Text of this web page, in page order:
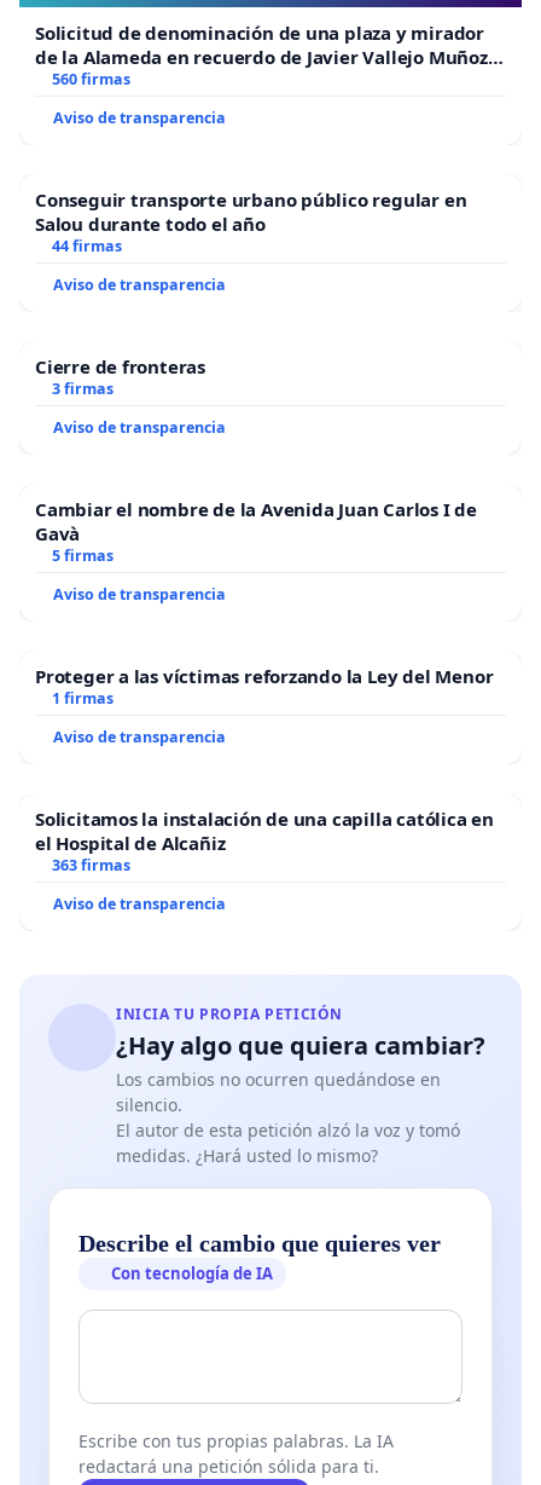
Solicitud de denominación de una plaza y mirador
de la Alameda en recuerdo de Javier Vallejo Muñoz
“Mazinger”
560 firmas
Aviso de transparencia
Conseguir transporte urbano público regular en
Salou durante todo el año
44 firmas
Aviso de transparencia
Cierre de fronteras
3 firmas
Aviso de transparencia
Cambiar el nombre de la Avenida Juan Carlos I de
Gavà
5 firmas
Aviso de transparencia
Proteger a las víctimas reforzando la Ley del Menor
1 firmas
Aviso de transparencia
Solicitamos la instalación de una capilla católica en
el Hospital de Alcañiz
363 firmas
Aviso de transparencia
INICIA TU PROPIA PETICIÓN
¿Hay algo que quiera cambiar?
Los cambios no ocurren quedándose en
silencio.
El autor de esta petición alzó la voz y tomó
medidas. ¿Hará usted lo mismo?
Describe el cambio que quieres ver
Con tecnología de IA
Escribe con tus propias palabras. La IA
redactará una petición sólida para ti.